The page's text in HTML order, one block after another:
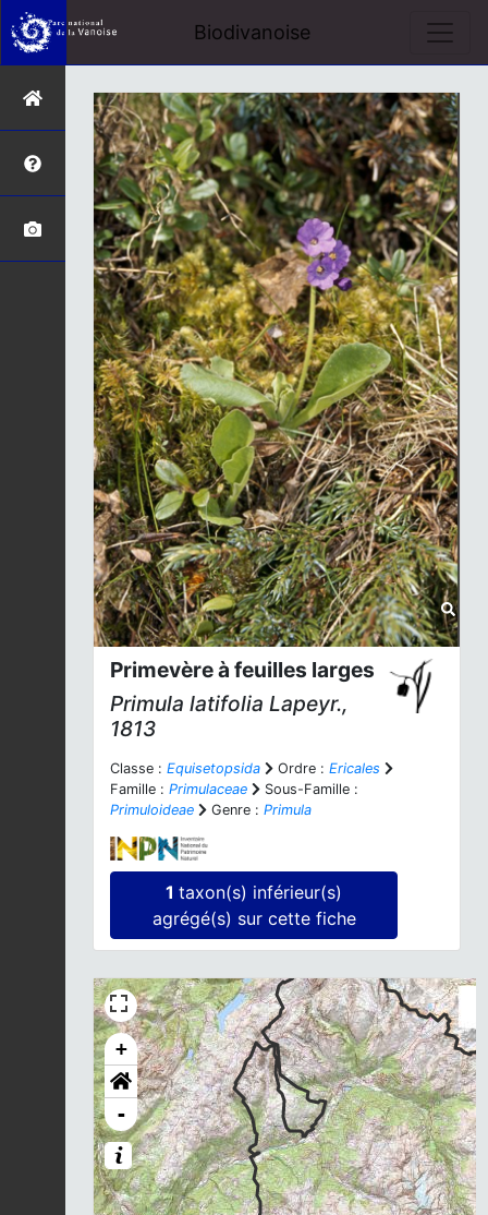
Biodivanoise
Primevère à feuilles larges
Primula latifolia Lapeyr.,
1813
Classe : Equisetopsida Ordre : Ericales
Famille : Primulaceae
Sous-Famille :
Primuloideae
Genre : Primula
1taxon(s) inférieur(s)
agrégé(s) sur cette fiche
+
-